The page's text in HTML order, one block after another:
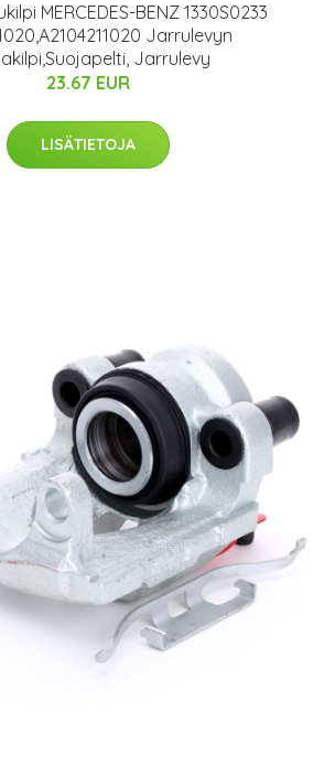
MERCEDES-BENZ 1330S0233
Jarrulevyn
Jarrulevy
23.67 EUR
LISÄTIETOJA